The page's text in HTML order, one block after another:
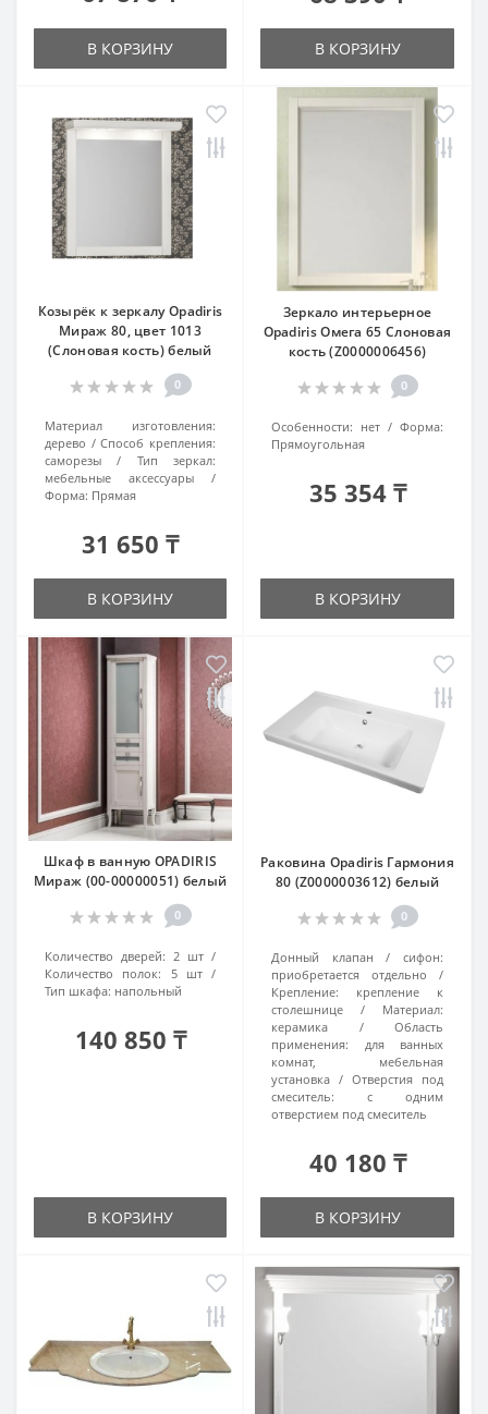
В КОРЗИНУ В КОРЗИНУ
Козырёк к зеркалу Opadiris
Мираж 80, цвет 1013
(Слоновая кость) белый
0
Материал изготовления:
дерево
Способ крепления:
саморезы
Тип зеркал:
мебельные аксессуары
Форма: Прямая
31 650 ₸
В КОРЗИНУ
Зеркало интерьерное
Opadiris Омега 65 Слоновая
кость (Z0000006456)
0
Особенности: нет
Форма:
Прямоугольная
35 354 ₸
В КОРЗИНУ
Шкаф в ванную OPADIRIS
Мираж (00-00000051) белый
0
Количество дверей: 2 шт
Количество полок:
5 шт
Тип шкафа: напольный
140 850 ₸
В КОРЗИНУ
Раковина Opadiris Гармония
80 (Z0000003612) белый
0
Донный клапан / сифон:
приобретается отдельно
Крепление:
крепление к
столешнице
Материал:
керамика
Область
применения:
для ванных
комнат, мебельная
установка
Отверстия под
смеситель:
с одним
отверстием под смеситель
40 180 ₸
В КОРЗИНУ